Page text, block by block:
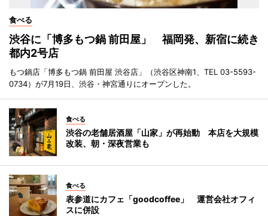
食べる
渋谷に「博多もつ鍋 前田屋」 福岡発、新宿に続き
都内2号店
もつ鍋店「博多もつ鍋 前田屋 渋谷店」（渋谷区神南1、TEL 03-5593-
0734）が7月19日、渋谷・神宮通りにオープンした。
食べる
渋谷の老舗居酒屋「山家」が再始動 本店を大規模
改装、朝・深夜営業も
食べる
表参道にカフェ「goodcoffee」 運営会社オフィ
スに併設